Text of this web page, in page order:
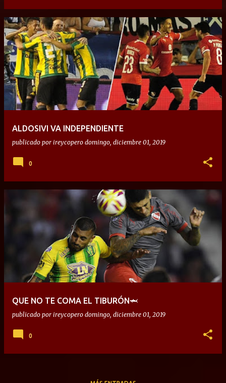
ALDOSIVI VA INDEPENDIENTE
publicado por ireycopero domingo, diciembre 01, 2019
0
QUE NO TE COMA EL TIBURÓN🦈
publicado por ireycopero domingo, diciembre 01, 2019
0